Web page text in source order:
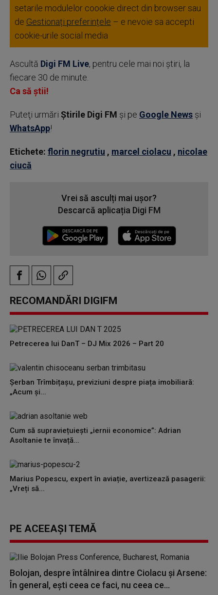
setarile modulelor coookie direct din browser sau
de Gestionați preferințele – e nevoie sa accepti
cookie-urile social media
Ascultă Digi FM Live, pentru cele mai noi știri, la
fiecare 30 de minute.
Ca să știi!
Puteţi urmări Știrile Digi FM şi pe Google News şi
WhatsApp!
Etichete: florin negrutiu , marcel ciolacu , nicolae
ciucă
Vrei să asculți mai ușor?
Descarcă aplicația Digi FM
RECOMANDĂRI DIGIFM
Petrecerea lui DanT – DJ Mix 2026 – Part 20
Șerban Trîmbițașu, previziuni despre piața imobiliară:
„Acum și...
Cum să supraviețuiești „iernii economice”: Adrian
Asoltanie te învață...
Marius Popescu, expert în aviație, avertizează pasagerii:
„Vreți să...
PE ACEEAȘI TEMĂ
Bolojan, despre întâlnirea dintre Ciolacu şi Arsene:
În general, eşti ceea ce faci, nu ceea ce...